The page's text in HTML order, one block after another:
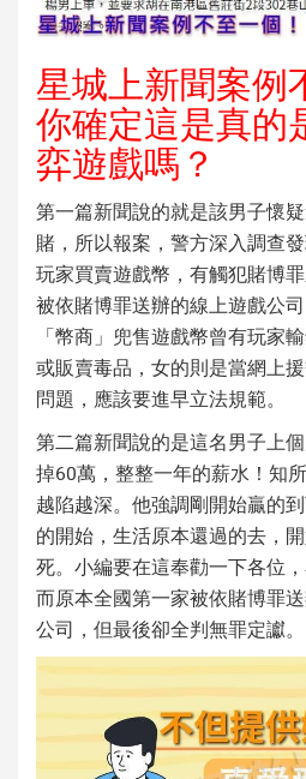
星城上新聞案例
你確定這是真的
弈遊戲嗎？
第一篇新聞說的就是該男子懷
賭，所以報案，警方深入調查
玩家買賣遊戲幣，有觸犯賭博
被依賭博罪送辦的線上遊戲公
「幣商」兜售遊戲幣曾有玩家
或販賣毒品，女的則是當網上
問題，應該要進早立法規範。
第二篇新聞說的是這名男子上
掉60萬，整整一年的薪水！知
越陷越深。他強調剛開始贏的
的開始，生活原本還過的去，
死。小編要在這奉勸一下各位
而原本全國第一家被依賭博罪
公司，但最後卻全判無罪定讞。